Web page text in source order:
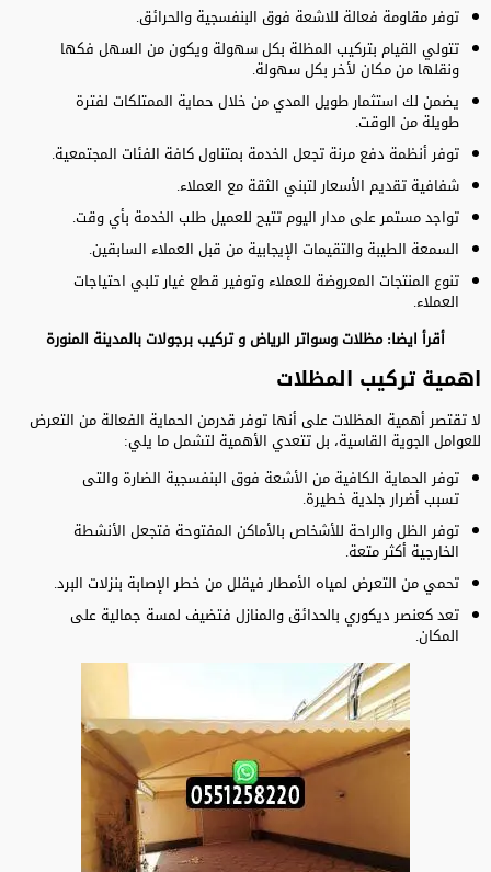
توفر مقاومة فعالة للاشعة فوق البنفسجية والحرائق.
تتولي القيام بتركيب المظلة بكل سهولة ويكون من السهل فكها
ونقلها من مكان لأخر بكل سهولة.
يضمن لك استثمار طويل المدي من خلال حماية الممتلكات لفترة
طويلة من الوقت.
توفر أنظمة دفع مرنة تجعل الخدمة بمتناول كافة الفئات المجتمعية.
شفافية تقديم الأسعار لتبني الثقة مع العملاء.
تواجد مستمر على مدار اليوم تتيح للعميل طلب الخدمة بأي وقت.
السمعة الطيبة والتقيمات الإيجابية من قبل العملاء السابقين.
تنوع المنتجات المعروضة للعملاء وتوفير قطع غيار تلبي احتياجات
العملاء.
أقرأ ايضا:مظلات وسواتر الرياضوتركيب برجولات بالمدينة المنورة
اهمية تركيب المظلات
لا تقتصر أهمية المظلات على أنها توفر قدرمن الحماية الفعالة من التعرض
للعوامل الجوية القاسية، بل تتعدي الأهمية لتشمل ما يلي:
توفر الحماية الكافية من الأشعة فوق البنفسجية الضارة والتى
تسبب أضرار جلدية خطيرة.
توفر الظل والراحة للأشخاص بالأماكن المفتوحة فتجعل الأنشطة
الخارجية أكثر متعة.
تحمي من التعرض لمياه الأمطار فيقلل من خطر الإصابة بنزلات البرد.
تعد كعنصر ديكوري بالحدائق والمنازل فتضيف لمسة جمالية على
المكان.